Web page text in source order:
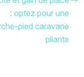
: optez pour une
pied caravane
pliante